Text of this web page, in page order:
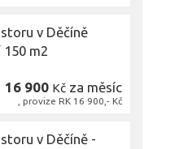
v Děčíně
m2
16 900 Kč za měsíc
, provize RK 16 900,- Kč
v Děčíně -